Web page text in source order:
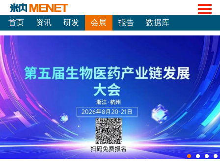
首页 资讯 研发 会展 报告 数据库